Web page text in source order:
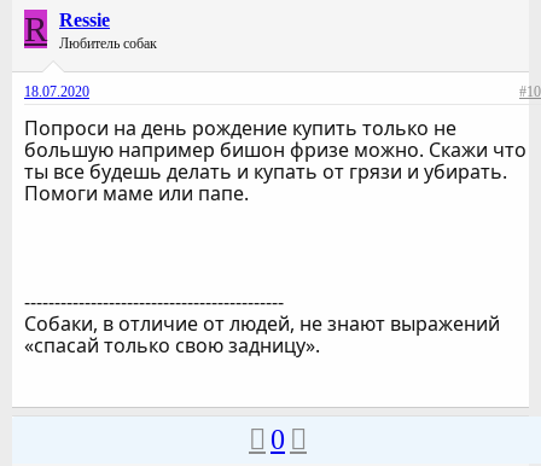
R Ressie
Любитель собак
18.07.2020 #10
Попроси на день рождение купить только не
большую например бишон фризе можно. Скажи что
ты все будешь делать и купать от грязи и убирать.
Помоги маме или папе.
-------------------------------------------
Собаки, в отличие от людей, не знают выражений
«спасай только свою задницу».
0